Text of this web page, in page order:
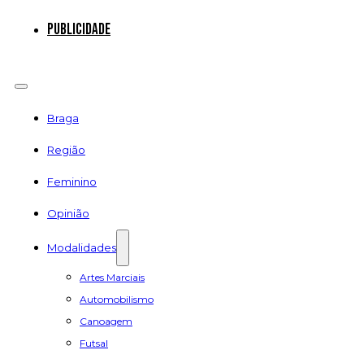
Publicidade
Braga
Região
Feminino
Opinião
Modalidades
Artes Marciais
Automobilismo
Canoagem
Futsal